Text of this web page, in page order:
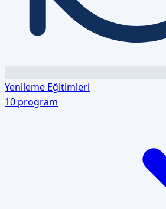
Yenileme Eğitimleri
10 program